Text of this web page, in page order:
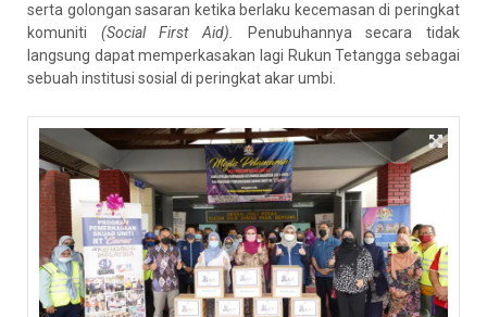
serta golongan sasaran ketika berlaku kecemasan di peringkat
komuniti (Social First Aid).
Penubuhannya secara tidak
langsung dapat memperkasakan lagi Rukun Tetangga sebagai
sebuah institusi sosial di peringkat akar umbi.